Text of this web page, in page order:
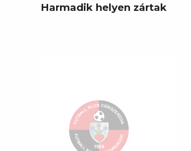
Harmadik helyen zártak